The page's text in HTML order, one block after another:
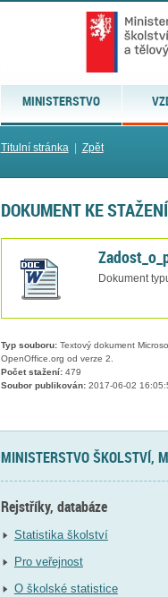
MINISTERSTVO
Titulní stránka| Zpět
DOKUMENT KE STAŽENÍ
Dokument
Typ souboru:Textový dokument
OpenOffice.org od verze 2.
Počet stažení:479
Soubor publikován:2017-06-02
MINISTERSTVO ŠKOLSTVÍ,
Rejstříky, databáze
Statistika školství
Pro veřejnost
O školské statistice